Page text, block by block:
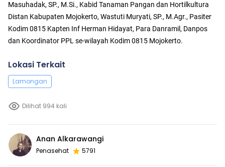
Masuhadak, SP., M.Si., Kabid Tanaman Pangan dan Hortilkultura
Distan Kabupaten Mojokerto, Wastuti Muryati, SP., M.Agr., Pasiter
Kodim 0815 Kapten Inf Herman Hidayat, Para Danramil, Danpos
dan Koordinator PPL se-wilayah Kodim 0815 Mojokerto.
Lokasi Terkait
Lamongan
Dilihat 994 kali
Anan Alkarawangi
Penasehat 5791